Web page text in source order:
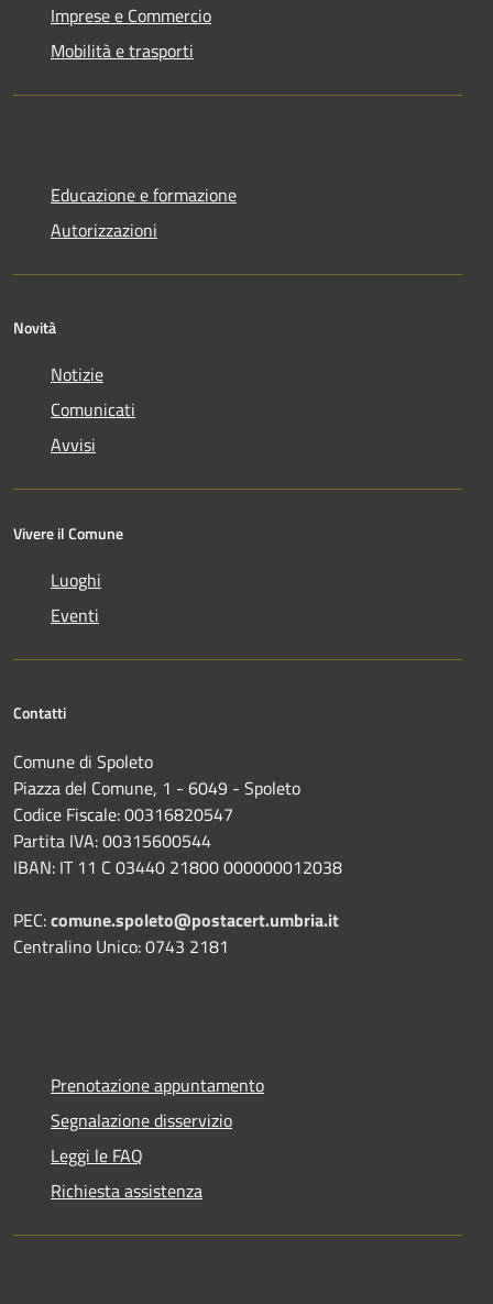
Imprese e Commercio
Mobilità e trasporti
Educazione e formazione
Autorizzazioni
Novità
Notizie
Comunicati
Avvisi
Vivere il Comune
Luoghi
Eventi
Contatti
Comune di Spoleto
Piazza del Comune, 1 - 6049 - Spoleto
Codice Fiscale: 00316820547
Partita IVA: 00315600544
IBAN: IT 11 C 03440 21800 000000012038
PEC:comune.spoleto@postacert.umbria.it
Centralino Unico: 0743 2181
Prenotazione appuntamento
Segnalazione disservizio
Leggi le FAQ
Richiesta assistenza